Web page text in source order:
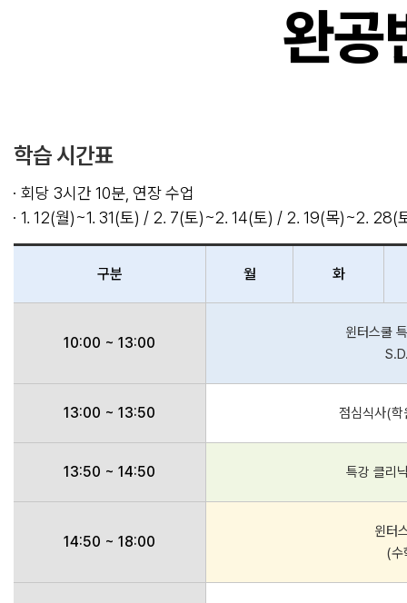
완공
학습 시간표
회당 3시간 10분, 연장 수업
1. 12(월)~1. 31(토) / 2. 7(토)~2. 14(토) / 2. 19(목)~2. 28(
구분 월 화
10:00 ~ 13:00
윈터스쿨
13:00 ~ 13:50 점심식사(
13:50 ~ 14:50 특강 클리
14:50 ~ 18:00
윈터
(수